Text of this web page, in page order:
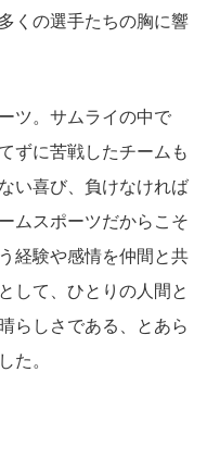
くの選手たちの胸に響
ツ。サムライの中で
ずに苦戦したチームも
い喜び、負けなければ
ムスポーツだからこそ
経験や感情を仲間と共
して、ひとりの人間と
らしさである、とあら
た。